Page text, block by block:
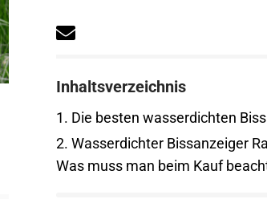
Inhaltsverzeichnis
1. Die besten wasserdichten
2. Wasserdichter Bissanzeiger
Was muss man beim Kauf